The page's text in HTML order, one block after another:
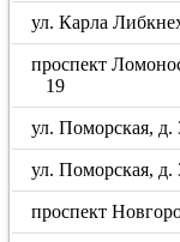
ул. Карла
проспект
19
ул. Поморская, д.
ул. Поморская, д.
проспект